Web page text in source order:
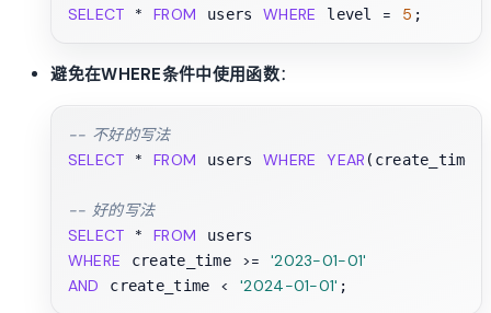
SELECT
* FROM users WHERE level = 5
避免在WHERE条件中使用函数：
-- 不好的写法
SELECT
* FROM users WHERE YEAR
-- 好的写法
SELECT
* FROM
WHERE create_time >=
'2023-01-01'
AND
create_time < '2024-01-01'